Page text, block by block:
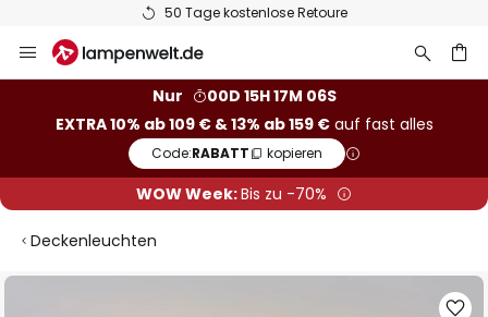
50 Tage kostenlose Retoure
Inhalt
Nur
00D 15H 17M 05S
EXTRA 10% ab 109 € & 13% ab 159 €auf fast alles
Code:RABATT kopieren
WOW Week:Bis zu -70%
Deckenleuchten
Zum